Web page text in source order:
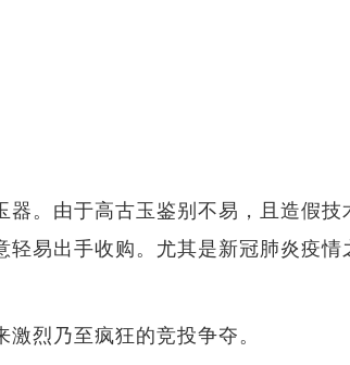
。由于高古玉鉴别不易，且造假技
易出手收购。尤其是新冠肺炎疫情
烈乃至疯狂的竞投争夺。